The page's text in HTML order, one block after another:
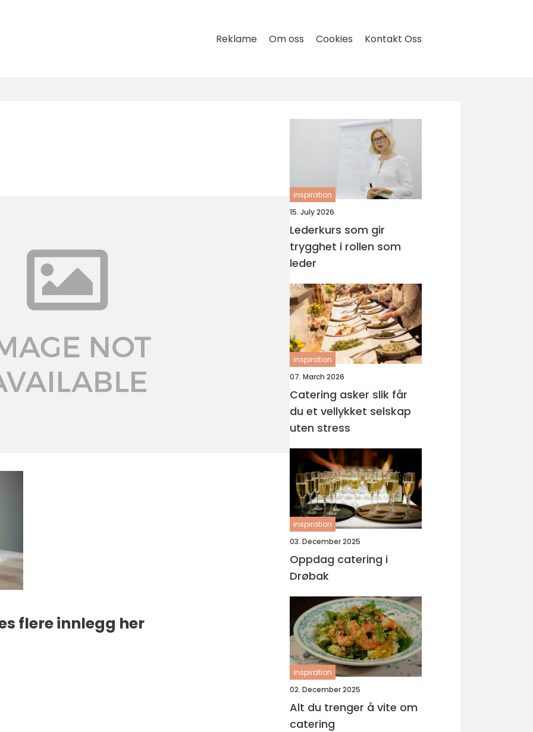
Reklame Om oss Cookies Kontakt Oss
flere innlegg her
inspiration
15. July 2026
Lederkurs som gir
trygghet i rollen som
leder
inspiration
07. March 2026
Catering asker slik får
du et vellykket selskap
uten stress
inspiration
03. December 2025
Oppdag catering i
Drøbak
inspiration
02. December 2025
Alt du trenger å vite om
catering